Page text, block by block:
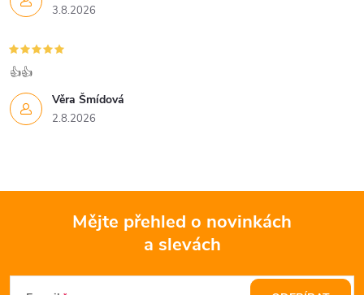
3.8.2026
Věra Šmídová
2.8.2026
👍👍
Mějte přehled o novinkách
a slevách